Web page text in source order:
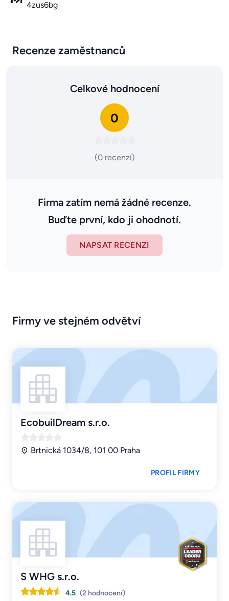
4zus6bg
Recenze zaměstnanců
Celkové hodnocení
0
(0 recenzí)
Firma zatím nemá žádné recenze.
Buďte první, kdo ji ohodnotí.
NAPSAT RECENZI
Firmy ve stejném odvětví
EcobuilDream s.r.o.
Brtnická 1034/8, 101 00 Praha
PROFIL FIRMY
S WHG s.r.o.
4.5 (2 hodnocení)